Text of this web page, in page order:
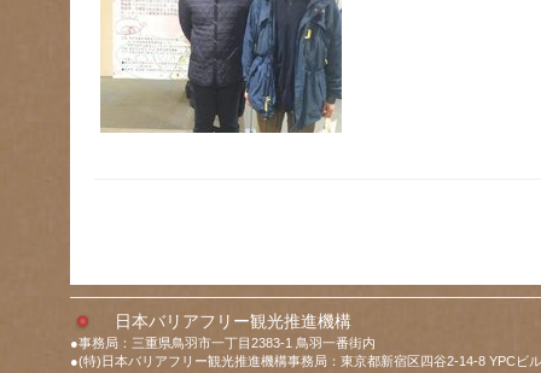
日本バリアフリー観光推進機構
●事務局：三重県鳥羽市一丁目2383-1 鳥羽一番街内
●(特)日本バリアフリー観光推進機構事務局：東京都新宿区四谷2-14-8 YPCビ